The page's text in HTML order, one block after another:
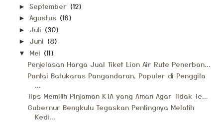
► September (12)
► Agustus (16)
► Juli (30)
► Juni (8)
▼ Mei (11)
Penjelasan Harga Jual Tiket Lion Air Rute Penerban...
Pantai Batukaras Pangandaran, Populer di Penggila
...
Tips Memilih Pinjaman KTA yang Aman Agar Tidak Te...
Gubernur Bengkulu Tegaskan Pentingnya Melatih
Kedi...